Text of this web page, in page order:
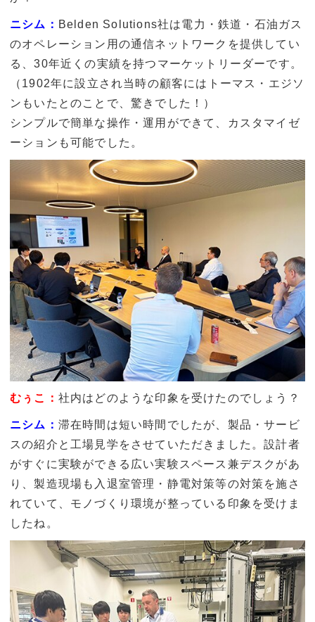
ニシム： Belden Solutions社は電力・鉄道・石油ガス
のオペレーション用の通信ネットワークを提供してい
る、30年近くの実績を持つマーケットリーダーです。
（1902年に設立され当時の顧客にはトーマス・エジソ
ンもいたとのことで、驚きでした！）
シンプルで簡単な操作・運用ができて、カスタマイゼ
ーションも可能でした。
むぅこ： 社内はどのような印象を受けたのでしょう？
ニシム： 滞在時間は短い時間でしたが、製品・サービ
スの紹介と工場見学をさせていただきました。設計者
がすぐに実験ができる広い実験スペース兼デスクがあ
り、製造現場も入退室管理・静電対策等の対策を施さ
れていて、モノづくり環境が整っている印象を受けま
したね。